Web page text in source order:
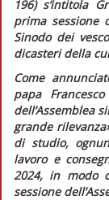
196) s’intitola
prima sessione
Sinodo dei
dicasteri della
Come
papa
dell’Assemblea
grande
di studio,
lavoro e
2024, in modo
sessione